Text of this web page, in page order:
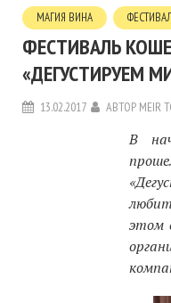
МАГИЯ ВИНА
ФЕСТИВАЛЬ
«ДЕГУСТИРУЕМ
13.02.2017 АВТОР MEIR
В
этом